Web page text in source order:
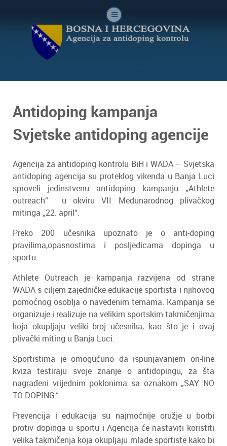
Antidoping kampanja
Svjetske antidoping agencije
Agencija za antidoping kontrolu BiH i WADA – Svjetska
antidoping agencija su proteklog vikenda u Banja Luci
sproveli jedinstvenu antidoping kampanju „Athlete
outreach“ u okviru VII Međunarodnog plivačkog
mitinga „22. april“.
Preko 200 učesnika upoznato je o anti-doping
pravilima,opasnostima i posljedicama dopinga u
sportu.
Athlete Outreach je kampanja razvijena od strane
WADA s ciljem zajedničke edukacije sportista i njihovog
pomoćnog osoblja o navedenim temama. Kampanja se
organizuje i realizuje na velikim sportskim takmičenjima
koja okupljaju veliki broj učesnika, kao što je i ovaj
plivački miting u Banja Luci.
Sportistima je omogućuno da ispunjavanjem on-line
kviza testiraju svoje znanje o antidopingu, za šta
nagrađeni vrijednim poklonima sa oznakom „SAY NO
TO DOPING.“
Prevencija i edukacija su najmoćnije oružje u borbi
protiv dopinga u sportu i Agencija će nastaviti koristiti
velika takmičenja koja okupljaju mlade sportiste kako bi